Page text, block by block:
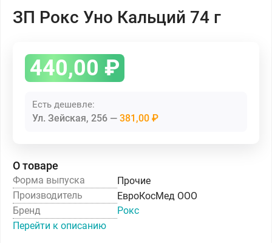
ЗП Рокс Уно Кальций 74 г
440,00 ₽
Есть дешевле:
Ул. Зейская, 256 381,00 ₽
О товаре
Форма выпуска
Прочие
Производитель
ЕвроКосМед ООО
Бренд
Рокс
Перейти к описанию